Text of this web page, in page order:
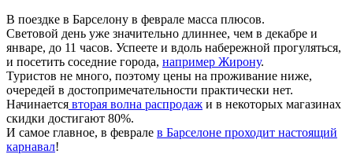
В поездке в Барселону в феврале масса плюсов.
Световой день уже значительно длиннее, чем в декабре и
январе, до 11 часов. Успеете и вдоль набережной прогуляться,
и посетить соседние города, например Жирону.
Туристов не много, поэтому цены на проживание ниже,
очередей в достопримечательности практически нет.
Начинается вторая волна распродаж и в некоторых магазинах
скидки достигают 80%.
И самое главное, в феврале в Барселоне проходит настоящий
карнавал!